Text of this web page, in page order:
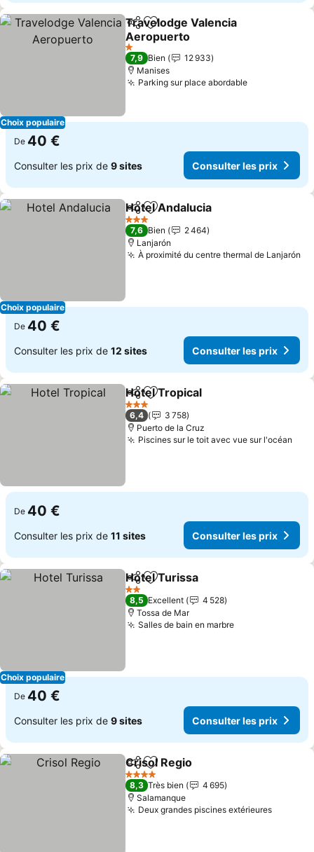
Choix populaire
PartagerAjouter à mes favoris
Travelodge Valencia
Aeropuerto
1 Étoiles
7,9 Bien
12 933
Manises
Parking sur place abordable
De 40 €
Consulter les prix de 9 sites Consulter les prix
Choix populaire
PartagerAjouter à mes favoris
Hotel Andalucia
3 Étoiles
7,6 Bien
2 464
Lanjarón
À proximité du centre thermal de Lanjarón
De 40 €
Consulter les prix de 12 sites Consulter les prix
PartagerAjouter à mes favoris
Hotel Tropical
3 Étoiles
6,4
3 758
Puerto de la Cruz
Piscines sur le toit avec vue sur l'océan
De 40 €
Consulter les prix de 11 sites Consulter les prix
Choix populaire
PartagerAjouter à mes favoris
Hotel Turissa
2 Étoiles
8,5 Excellent
4 528
Tossa de Mar
Salles de bain en marbre
De 40 €
Consulter les prix de 9 sites Consulter les prix
PartagerAjouter à mes favoris
Crisol Regio
4 Étoiles
8,3 Très bien
4 695
Salamanque
Deux grandes piscines extérieures